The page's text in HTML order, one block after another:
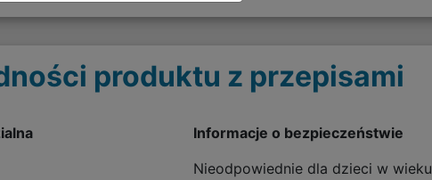
produktu z przepisami
Informacje o bezpieczeństwie
Nieodpowiednie dla dzieci w wieku